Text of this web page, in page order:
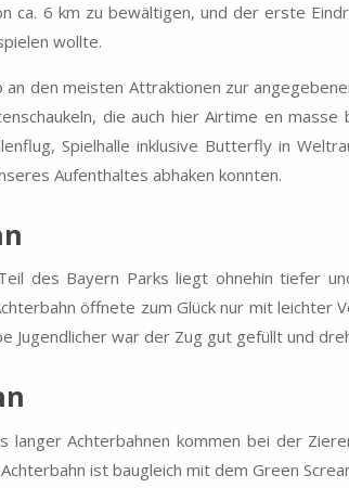
ca. 6 km zu bewältigen, und der erste
wollte.
an den meisten Attraktionen zur
die auch hier Airtime en
Spielhalle inklusive Butterfly in
Aufenthaltes abhaken konnten.
des Bayern Parks liegt ohnehin tiefer
öffnete zum Glück nur mit
Jugendlicher war der Zug gut gefüllt und
langer Achterbahnen kommen bei der
ist baugleich mit dem Green